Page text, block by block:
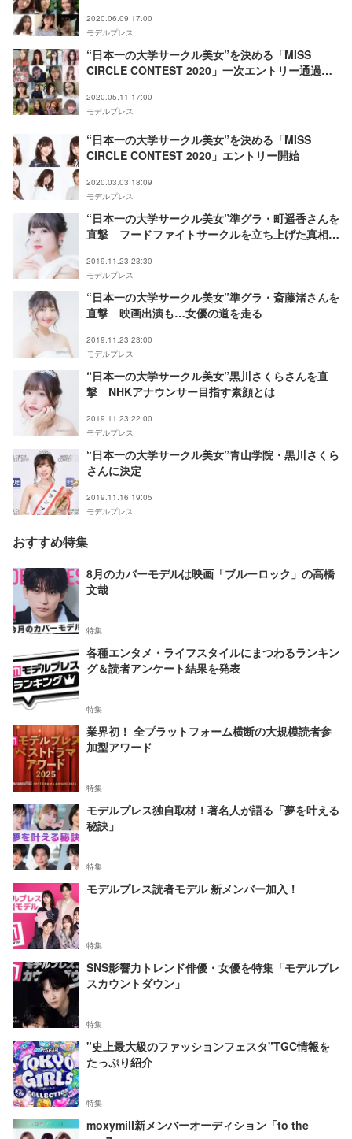
2020.06.09 17:00
モデルプレス
“日本一の大学サークル美女”を決める「MISS
CIRCLE CONTEST 2020」一次エントリー通過者
2020.05.11 17:00
モデルプレス
“日本一の大学サークル美女”を決める「MISS
CIRCLE CONTEST 2020」エントリー開始
2020.03.03 18:09
モデルプレス
“日本一の大学サークル美女”準グラ・町遥香さんを
直撃 フードファイトサークルを立ち上げた真相と
2019.11.23 23:30
モデルプレス
“日本一の大学サークル美女”準グラ・斎藤渚さんを
直撃 映画出演も…女優の道を走る
2019.11.23 23:00
モデルプレス
“日本一の大学サークル美女”黒川さくらさんを直
撃 NHKアナウンサー目指す素顔とは
2019.11.23 22:00
モデルプレス
“日本一の大学サークル美女”青山学院・黒川さくら
さんに決定
2019.11.16 19:05
モデルプレス
おすすめ特集
8月のカバーモデルは映画「ブルーロック」の高橋
文哉
特集
各種エンタメ・ライフスタイルにまつわるランキン
グ＆読者アンケート結果を発表
特集
業界初！ 全プラットフォーム横断の大規模読者参
加型アワード
特集
モデルプレス独自取材！著名人が語る「夢を叶える
秘訣」
特集
モデルプレス読者モデル 新メンバー加入！
特集
SNS影響力トレンド俳優・女優を特集「モデルプレ
スカウントダウン」
特集
"史上最大級のファッションフェスタ"TGC情報を
たっぷり紹介
特集
moxymill新メンバーオーディション「to the